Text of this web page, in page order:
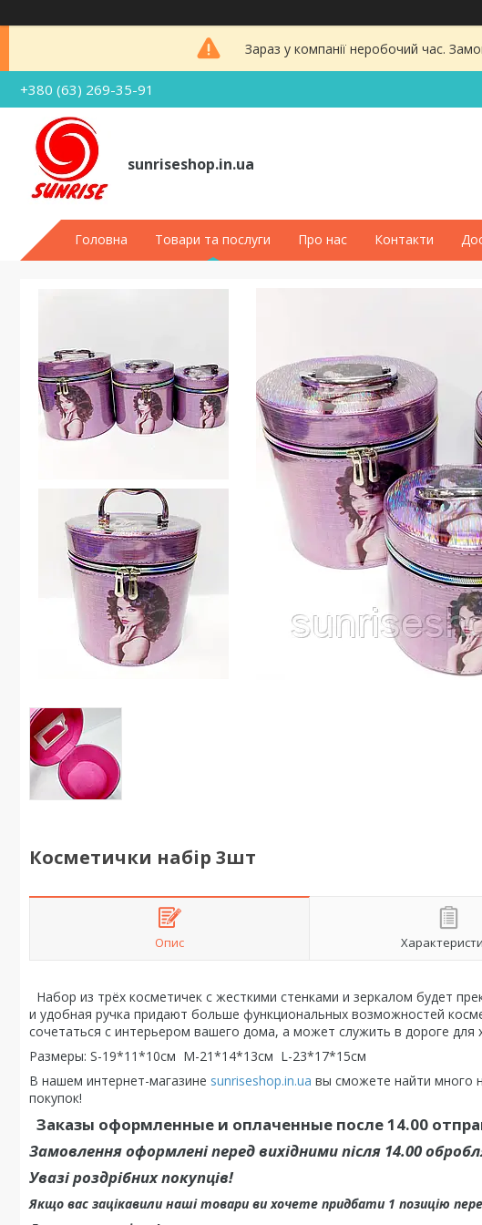
Зараз у компанії неробочий час.
+380 (63) 269-35-91
sunriseshop.in.ua
Головна Товари та послуги Про нас Контакти
Косметички набір 3шт
Опис
Набор из трёх косметичек с жесткими стенками и зеркалом будет
и удобная ручка придают больше функциональных возможностей
сочетаться с интерьером вашего дома, а может служить в дороге
Размеры: S-19*11*10см M-21*14*13см L-23*17*15см
В нашем интернет-магазине sunriseshop.in.ua вы сможете найти много
покупок!
Заказы оформленные и оплаченные после 14.00
Замовлення оформлені перед вихідними після 14.00
Увазі роздрібних покупців!
Якщо вас зацікавили наші товари ви хочете придбати 1 позицію